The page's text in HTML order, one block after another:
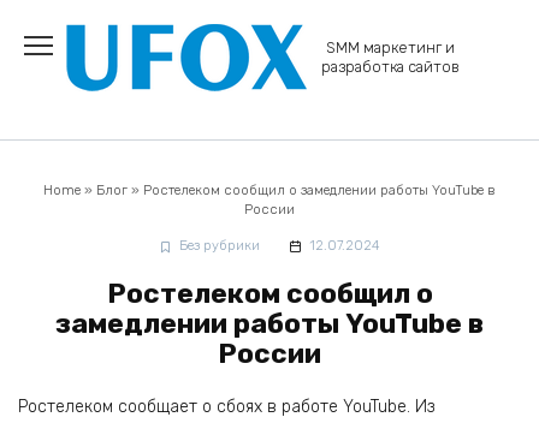
содержанию
SMM маркетинг и
разработка сайтов
Home » Блог » Ростелеком сообщил о замедлении работы YouTube в
России
Без рубрики 12.07.2024
Ростелеком сообщил о
замедлении работы YouTube в
России
Ростелеком сообщает о сбоях в работе YouTube. Из